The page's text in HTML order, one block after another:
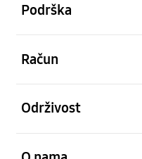
Podrška
Račun
Održivost